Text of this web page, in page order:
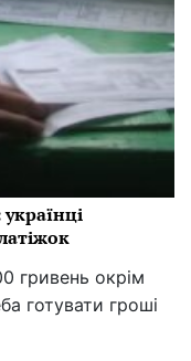
гривень окрім
готувати гроші